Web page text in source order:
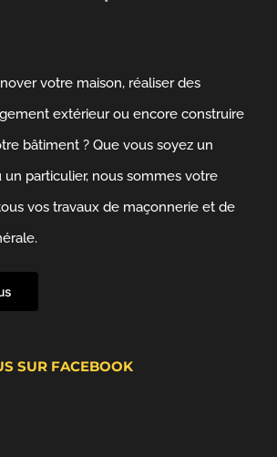
votre maison, réaliser des
extérieur ou encore construire
bâtiment ? Que vous soyez un
particulier, nous sommes votre
vos travaux de maçonnerie et de
SUR FACEBOOK